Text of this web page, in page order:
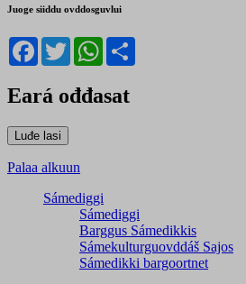
Juoge siiddu ovddosguvlui
Facebook
TwitterWhatsApp
Eará ođđasat
Palaa alkuun
Sámediggi
Sámediggi
Barggus Sámedikkis
Sámekulturguovddáš Sajos
Sámedikki bargoortnet